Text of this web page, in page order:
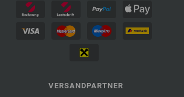
VERSANDPARTNER